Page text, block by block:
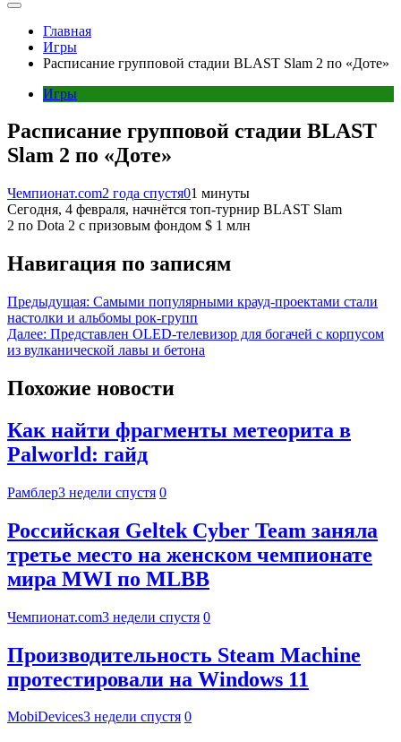
Главная
Игры
Расписание групповой стадии BLAST Slam 2 по «Доте»
Игры
Расписание групповой стадии BLAST
Slam 2 по «Доте»
Чемпионат.com2 года спустя01 минуты
Сегодня, 4 февраля, начнётся топ-турнир BLAST Slam
2 по Dota 2 с призовым фондом $ 1 млн
Навигация по записям
Предыдущая: Самыми популярными крауд-проектами стали
настолки и альбомы рок-групп
Далее: Представлен OLED-телевизор для богачей с корпусом
из вулканической лавы и бетона
Похожие новости
Как найти фрагменты метеорита в
Palworld: гайд
Рамблер3 недели спустя 0
Российская Geltek Cyber Team заняла
третье место на женском чемпионате
мира MWI по MLBB
Чемпионат.com3 недели спустя 0
Производительность Steam Machine
протестировали на Windows 11
MobiDevices3 недели спустя 0